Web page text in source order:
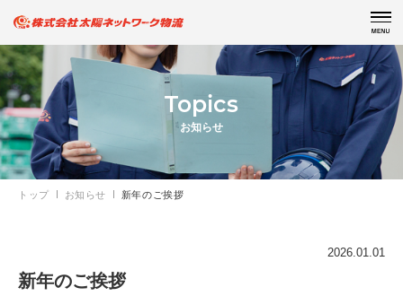
Topics
お知らせ
トップ お知らせ 新年のご挨拶
2026.01.01
新年のご挨拶